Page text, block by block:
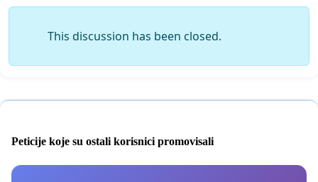
This discussion has been closed.
Peticije koje su ostali korisnici promovisali